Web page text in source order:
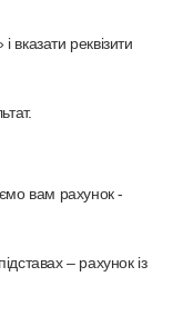
реквізити
вам рахунок -
– рахунок із